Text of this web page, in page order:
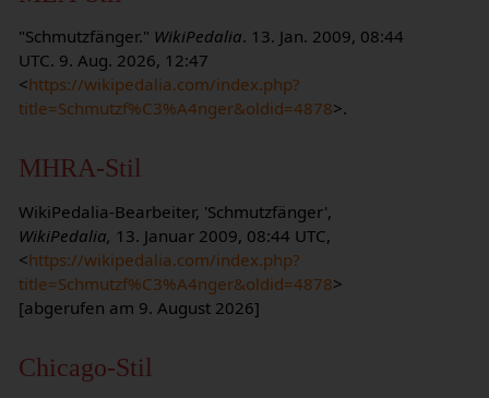
"Schmutzfänger." WikiPedalia. 13. Jan. 2009, 08:44
UTC. 9. Aug. 2026, 12:47
<https://wikipedalia.com/index.php?
title=Schmutzf%C3%A4nger&oldid=4878>.
MHRA-Stil
WikiPedalia-Bearbeiter, 'Schmutzfänger',
WikiPedalia, 13. Januar 2009, 08:44 UTC,
<https://wikipedalia.com/index.php?
title=Schmutzf%C3%A4nger&oldid=4878>
[abgerufen am 9. August 2026]
Chicago-Stil